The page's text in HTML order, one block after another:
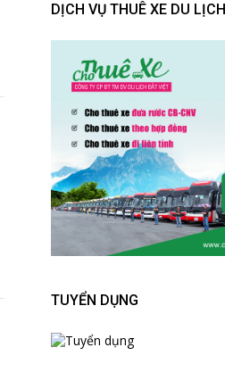
DỊCH VỤ THUÊ XE DU LỊCH
TUYỂN DỤNG